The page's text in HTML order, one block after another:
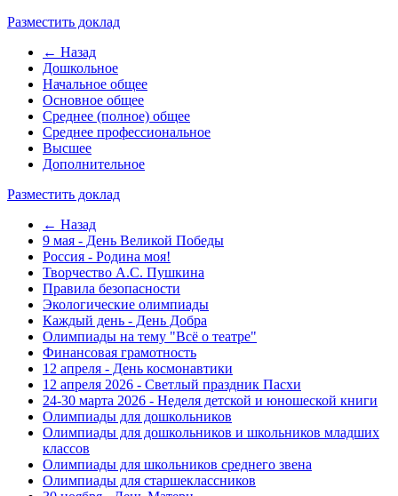
Разместить доклад
← Назад
Дошкольное
Начальное общее
Основное общее
Среднее (полное) общее
Среднее профессиональное
Высшее
Дополнительное
Разместить доклад
← Назад
9 мая - День Великой Победы
Россия - Родина моя!
Творчество А.С. Пушкина
Правила безопасности
Экологические олимпиады
Каждый день - День Добра
Олимпиады на тему "Всё о театре"
Финансовая грамотность
12 апреля - День космонавтики
12 апреля 2026 - Светлый праздник Пасхи
24-30 марта 2026 - Неделя детской и юношеской книги
Олимпиады для дошкольников
Олимпиады для дошкольников и школьников младших
классов
Олимпиады для школьников среднего звена
Олимпиады для старшеклассников